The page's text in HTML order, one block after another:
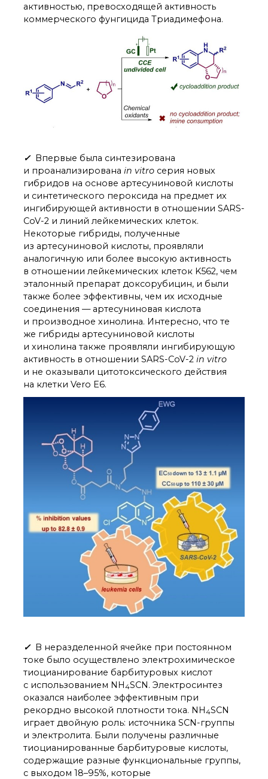
активностью, превосходящей активность
коммерческого фунгицида Триадимефона.
✓ Впервые была синтезирована
и проанализирована in vitro серия новых
гибридов на основе артесуниновой кислоты
и синтетического пероксида на предмет их
ингибирующей активности в отношении SARS-
CoV-2 и линий лейкемических клеток.
Некоторые гибриды, полученные
из артесуниновой кислоты, проявляли
аналогичную или более высокую активность
в отношении лейкемических клеток K562, чем
эталонный препарат доксорубицин, и были
также более эффективны, чем их исходные
соединения — артесуниновая кислота
и производное хинолина. Интересно, что те
же гибриды артесуниновой кислоты
и хинолина также проявляли ингибирующую
активность в отношении SARS-CoV-2 in vitro
и не оказывали цитотоксического действия
на клетки Vero E6.
✓ В неразделенной ячейке при постоянном
токе было осуществлено электрохимическое
тиоцианирование барбитуровых кислот
с использованием NH4SCN. Электросинтез
оказался наиболее эффективным при
рекордно высокой плотности тока. NH4SCN
играет двойную роль: источника SCN-группы
и электролита. Были получены различные
тиоцианированные барбитуровые кислоты,
содержащие разные функциональные группы,
с выходом 18–95%, которые